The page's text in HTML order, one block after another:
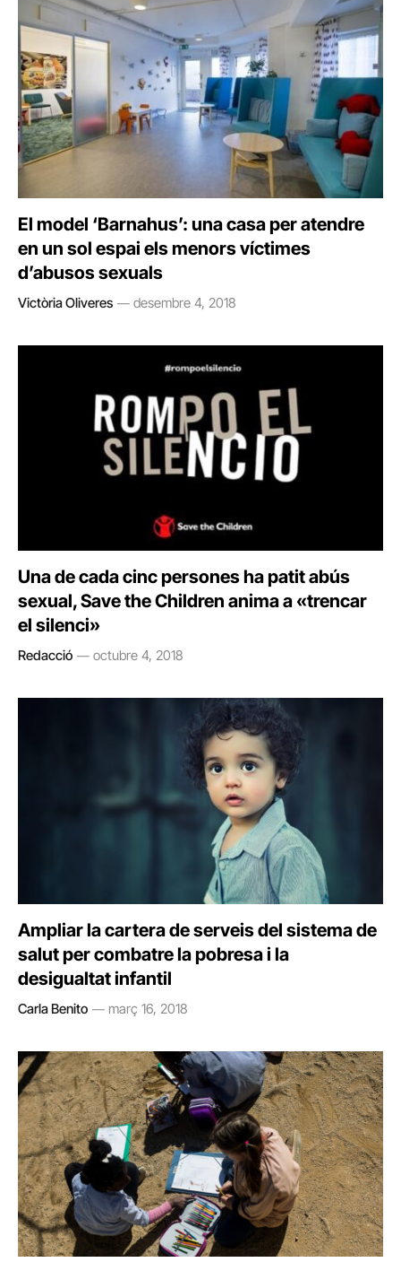
El model ‘Barnahus’: una casa per atendre
en un sol espai els menors víctimes
d’abusos sexuals
Victòria Oliveres desembre 4, 2018
Una de cada cinc persones ha patit abús
sexual, Save the Children anima a «trencar
el silenci»
Redacció octubre 4, 2018
Ampliar la cartera de serveis del sistema de
salut per combatre la pobresa i la
desigualtat infantil
Carla Benito març 16, 2018